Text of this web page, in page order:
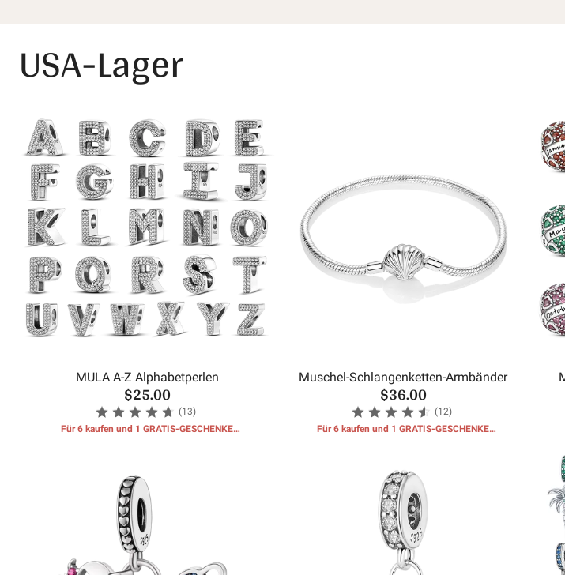
USA-Lager
MULA A-Z Alphabetperlen
$25.00
(13)
Für 6 kaufen und 1 GRATIS-GESCHENKE
Muschel-Schlangenketten-Armbänder
$36.00
(12)
Für 6 kaufen und 1 GRATIS-GESCHENKE